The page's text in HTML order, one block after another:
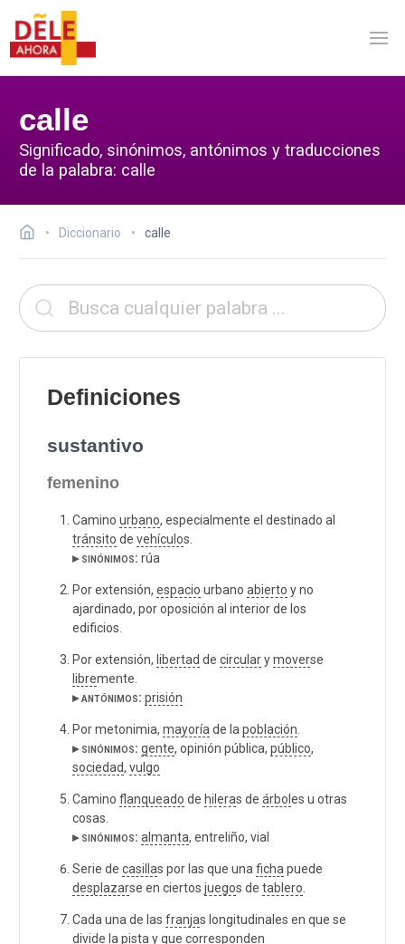
calle
Significado, sinónimos, antónimos y traducciones
de la palabra: calle
Diccionario calle
Definiciones
sustantivo
femenino
Camino urbano, especialmente el destinado al
tránsito de vehículos.
▸ sinónimos: rúa
Por extensión, espacio urbano abierto y no
ajardinado, por oposición al interior de los
edificios.
Por extensión, libertad de circularymoverse
libremente.
▸ antónimos: prisión
Por metonimia, mayoría de la población
▸ sinónimos: gente, opinión pública, público,
sociedad, vulgo
Camino flanqueado de hileras de árbol es u otras
cosas.
▸ sinónimos: almanta, entreliño, vial
Serie de casillas por las que una ficha puede
desplazarse en ciertos juegos de tablero
Cada una de las franjas longitudinales en que se
divide la pista y que corresponden